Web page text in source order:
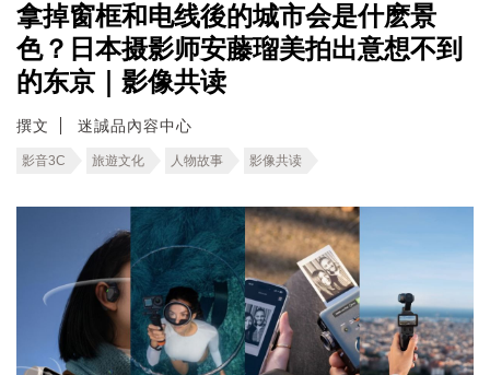
拿掉窗框和电线後的城市会是什麽景
色？日本摄影师安藤瑠美拍出意想不到
的东京｜影像共读
撰文 迷誠品內容中心
影音3C 旅遊文化 人物故事 影像共读